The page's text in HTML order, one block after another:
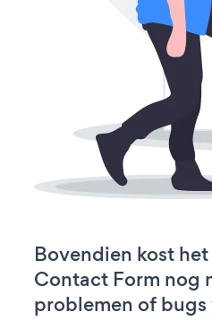
Bovendien kost
Contact Form nog
problemen of bugs